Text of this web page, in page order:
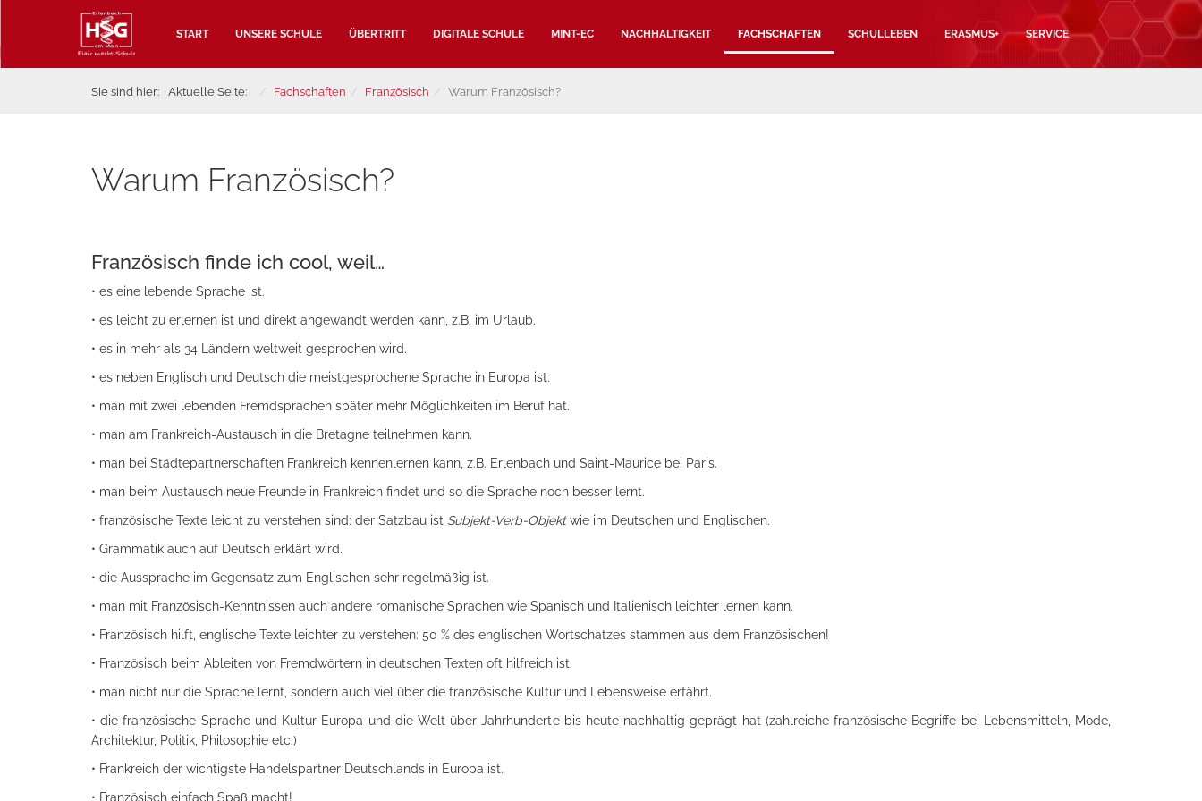
START UNSERE SCHULE ÜBERTRITT DIGITALE SCHULE MINT-EC NACHHALTIGKEIT FACHSCHAFTEN SCHULLEBEN ERASMUS+ SERVICE
Sie sind hier: Aktuelle Seite: Fachschaften Französisch Warum Französisch?
Warum Französisch?
Französisch finde ich cool, weil…
• es eine lebende Sprache ist.
• es leicht zu erlernen ist und direkt angewandt werden kann, z.B. im Urlaub.
• es in mehr als 34 Ländern weltweit gesprochen wird.
• es neben Englisch und Deutsch die meistgesprochene Sprache in Europa ist.
• man mit zwei lebenden Fremdsprachen später mehr Möglichkeiten im Beruf hat.
• man am Frankreich-Austausch in die Bretagne teilnehmen kann.
• man bei Städtepartnerschaften Frankreich kennenlernen kann, z.B. Erlenbach und Saint-Maurice bei Paris.
• man beim Austausch neue Freunde in Frankreich findet und so die Sprache noch besser lernt.
• französische Texte leicht zu verstehen sind: der Satzbau ist Subjekt-Verb-Objektwie im Deutschen und Englischen.
• Grammatik auch auf Deutsch erklärt wird.
• die Aussprache im Gegensatz zum Englischen sehr regelmäßig ist.
• man mit Französisch-Kenntnissen auch andere romanische Sprachen wie Spanisch und Italienisch leichter lernen kann.
• Französisch hilft, englische Texte leichter zu verstehen: 50 % des englischen Wortschatzes stammen aus dem Französischen!
• Französisch beim Ableiten von Fremdwörtern in deutschen Texten oft hilfreich ist.
• man nicht nur die Sprache lernt, sondern auch viel über die französische Kultur und Lebensweise erfährt.
• die französische Sprache und Kultur Europa und die Welt über Jahrhunderte bis heute nachhaltig geprägt hat (zahlreiche französische Begriffe bei Lebensmitteln, Mode,
Architektur, Politik, Philosophie etc.)
• Frankreich der wichtigste Handelspartner Deutschlands in Europa ist.
• Französisch einfach Spaß macht!